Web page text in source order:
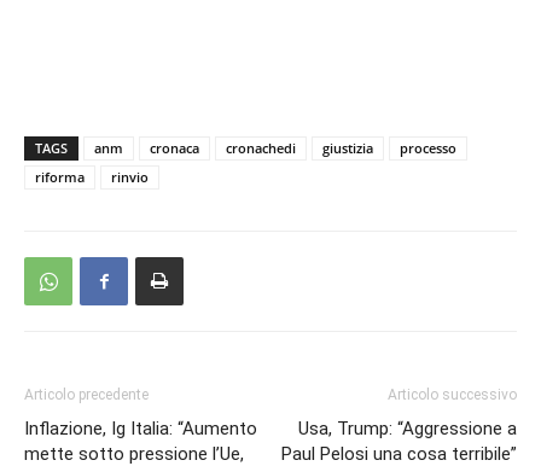
TAGS anm cronaca cronachedi giustizia
processo
riforma
rinvio
Articolo precedente
Inflazione, Ig Italia: “Aumento
mette sotto pressione l’Ue,
Articolo successivo
Usa, Trump: “Aggressione a
Paul Pelosi una cosa terribile”